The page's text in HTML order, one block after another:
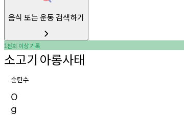
음식 또는 운동 검색하기
1천회 이상기록
소고기 아롱사태
순탄수
0
g